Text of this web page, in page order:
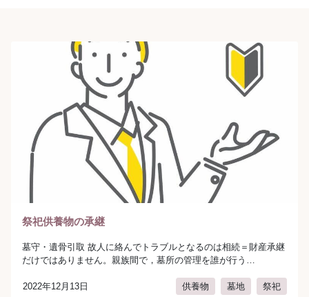
祭祀供養物の承継
墓守・遺骨引取 故人に絡んでトラブルとなるのは相続＝財産承継
だけではありません。親族間で，墓所の管理を誰が行う…
2022年12月13日 供養物 墓地 祭祀